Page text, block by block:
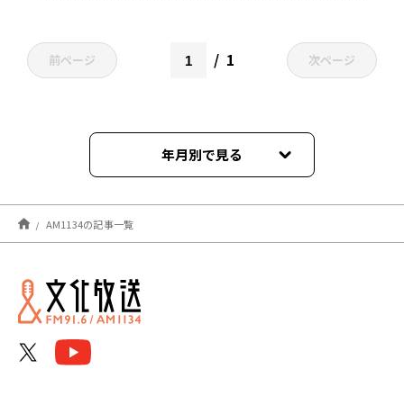
前ページ 1 次ページ
年月別で見る
2026年06月
2026年04月
2026年02月
AM1134の記事一覧